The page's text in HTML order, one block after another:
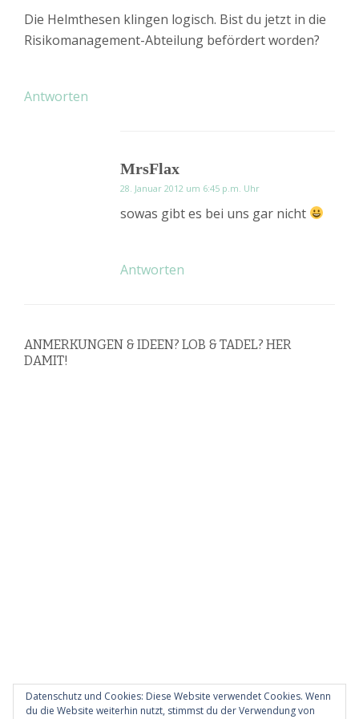
Die Helmthesen klingen logisch. Bist du jetzt in die
Risikomanagement-Abteilung befördert worden?
Antworten
MrsFlax
28. Januar 2012 um 6:45 p.m. Uhr
sowas gibt es bei uns gar nicht
Antworten
ANMERKUNGEN & IDEEN? LOB & TADEL? HER
DAMIT!
Datenschutz und Cookies: Diese Website verwendet Cookies. Wenn
du die Website weiterhin nutzt, stimmst du der Verwendung von